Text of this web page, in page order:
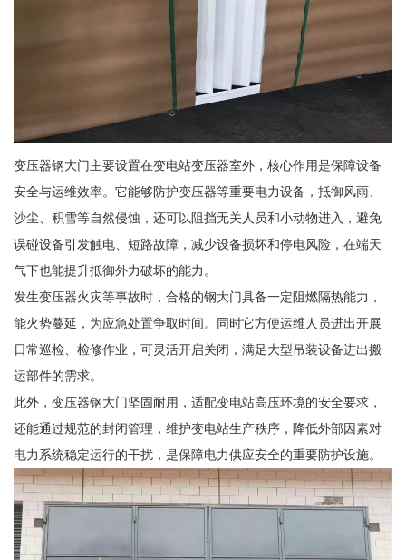
变压器钢大门主要设置在变电站变压器室外，核心作用是保障设备
安全与运维效率。它能够防护变压器等重要电力设备，抵御风雨、
沙尘、积雪等自然侵蚀，还可以阻挡无关人员和小动物进入，避免
误碰设备引发触电、短路故障，减少设备损坏和停电风险，在端天
气下也能提升抵御外力破坏的能力。
发生变压器火灾等事故时，合格的钢大门具备一定阻燃隔热能力，
能火势蔓延，为应急处置争取时间。同时它方便运维人员进出开展
日常巡检、检修作业，可灵活开启关闭，满足大型吊装设备进出搬
运部件的需求。
此外，变压器钢大门坚固耐用，适配变电站高压环境的安全要求，
还能通过规范的封闭管理，维护变电站生产秩序，降低外部因素对
电力系统稳定运行的干扰，是保障电力供应安全的重要防护设施。